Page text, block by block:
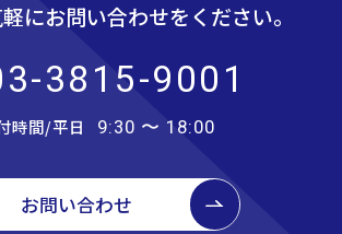
にお問い合わせをください。
3815-9001
時間/平日 9:30 〜 18:00
お問い合わせ